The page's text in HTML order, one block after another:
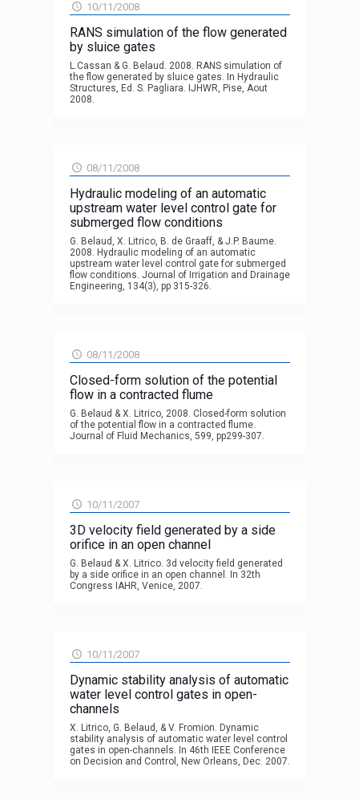
10/11/2008
RANS simulation of the flow generated
by sluice gates
L.Cassan & G. Belaud. 2008. RANS simulation of
the flow generated by sluice gates. In Hydraulic
Structures, Ed. S. Pagliara. IJHWR, Pise, Aout
2008.
08/11/2008
Hydraulic modeling of an automatic
upstream water level control gate for
submerged flow conditions
G. Belaud, X. Litrico, B. de Graaff, & J.P. Baume.
2008. Hydraulic modeling of an automatic
upstream water level control gate for submerged
flow conditions. Journal of Irrigation and Drainage
Engineering, 134(3), pp 315-326.
08/11/2008
Closed-form solution of the potential
flow in a contracted flume
G. Belaud & X. Litrico, 2008. Closed-form solution
of the potential flow in a contracted flume.
Journal of Fluid Mechanics, 599, pp299-307.
10/11/2007
3D velocity field generated by a side
orifice in an open channel
G. Belaud & X. Litrico. 3d velocity field generated
by a side orifice in an open channel. In 32th
Congress IAHR, Venice, 2007.
10/11/2007
Dynamic stability analysis of automatic
water level control gates in open-
channels
X. Litrico, G. Belaud, & V. Fromion. Dynamic
stability analysis of automatic water level control
gates in open-channels. In 46th IEEE Conference
on Decision and Control, New Orleans, Dec. 2007.